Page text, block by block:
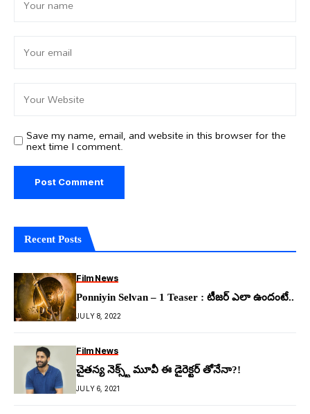
Save my name, email, and website in this browser for the
next time I comment.
Recent Posts
Film News
Ponniyin Selvan – 1 Teaser : టీజర్ ఎలా ఉందంటే..
JULY 8, 2022
Film News
చైతన్య నెక్స్ట్ మూవీ ఈ డైరెక్టర్ తోనేనా?!
JULY 6, 2021